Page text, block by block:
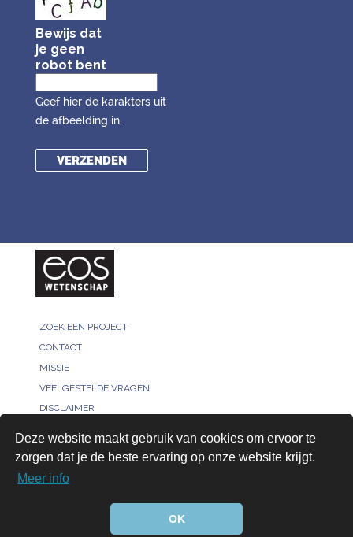
Deze website maakt gebruik van cookies om ervoor te
zorgen dat je de beste ervaring op onze website krijgt.
Meer info
OK
Bewijs dat
je geen
robot bent
Geef hier de karakters uit
de afbeelding in.
ZOEK EEN PROJECT
CONTACT
MISSIE
VEELGESTELDE VRAGEN
DISCLAIMER
© 2026, All rights reserved - Bridged by™